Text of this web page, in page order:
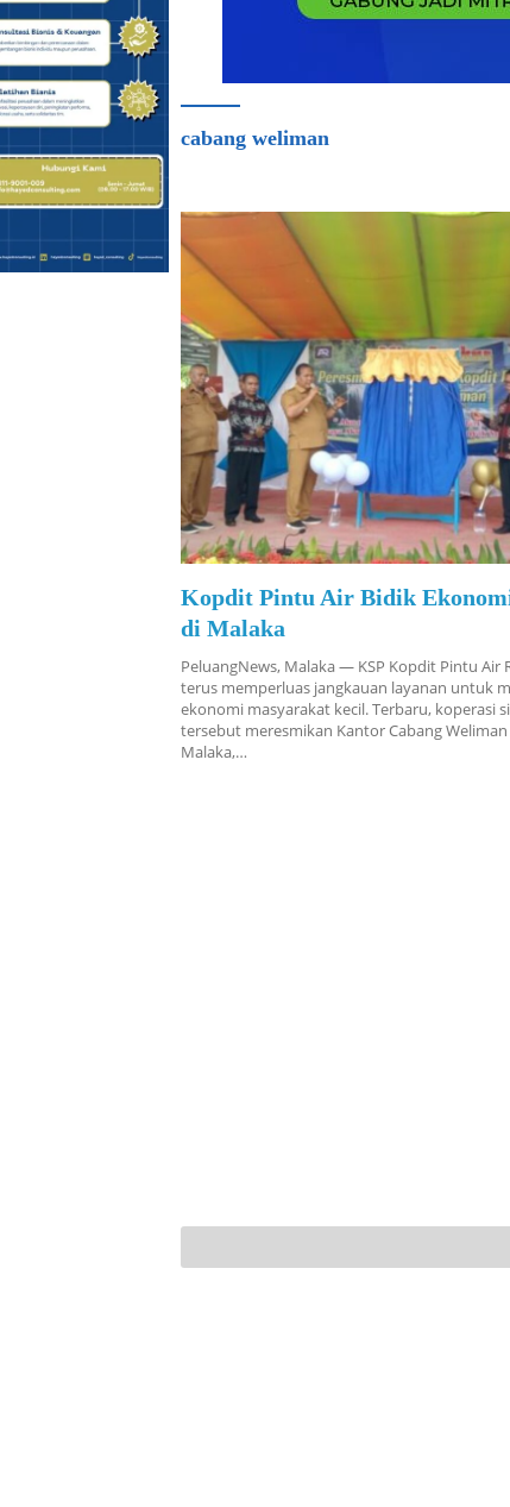
cabang weliman
Kopdit Pintu Air Bidik
di Malaka
PeluangNews, Malaka — KSP Kopdit Pintu Air
terus memperluas jangkauan layanan untuk
ekonomi masyarakat kecil. Terbaru, koperasi
tersebut meresmikan Kantor Cabang
Malaka,…